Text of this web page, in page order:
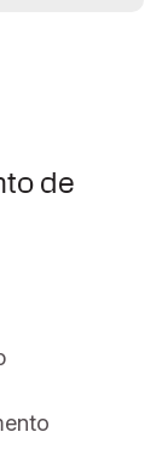
de